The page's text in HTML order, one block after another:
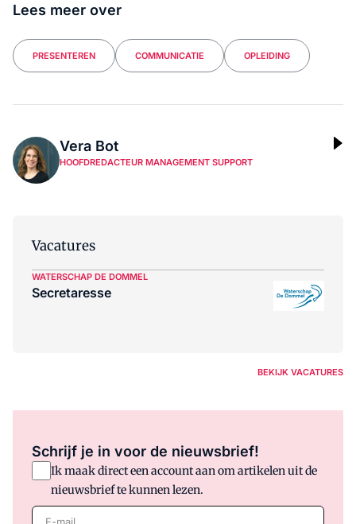
Lees meer over
PRESENTEREN COMMUNICATIE OPLEIDING
Vera Bot
HOOFDREDACTEUR MANAGEMENT SUPPORT
Vacatures
WATERSCHAP DE DOMMEL
Secretaresse
BEKIJK VACATURES
Schrijf je in voor de nieuwsbrief!
Ik maak direct een account aan om artikelen uit de
nieuwsbrief te kunnen lezen.
E-mail